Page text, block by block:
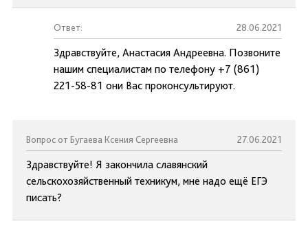
Ответ: 28.06.2021
Здравствуйте, Анастасия Андреевна. Позвоните
нашим специалистам по телефону +7 (861)
221-58-81 они Вас проконсультируют.
Вопрос от Бугаева Ксения Сергеевна 27.06.2021
Здравствуйте! Я закончила славянский
сельскохозяйственный техникум, мне надо ещё ЕГЭ
писать?